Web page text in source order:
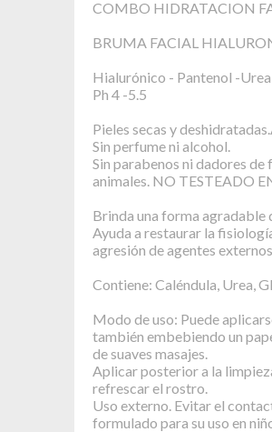
COMBO HIDRATACION
BRUMA FACIAL
Hialurónico - Pantenol -Urea
Ph 4 -5.5
Pieles secas y
Sin perfume ni alcohol.
Sin parabenos ni dadores
animales. NO TESTEADO
Brinda una forma agradable
Ayuda a restaurar la
agresión de agentes
Contiene: Caléndula, Urea,
Modo de uso: Puede
también embebiendo un
de suaves masajes.
Aplicar posterior a la
refrescar el rostro.
Uso externo. Evitar el
formulado para su uso en